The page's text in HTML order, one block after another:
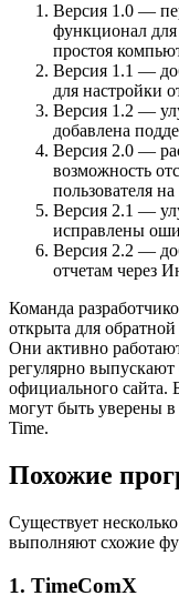
Версия 1.0 —
функционал
простоя
Версия 1.1 —
для настройки
Версия 1.2 —
добавлена
Версия 2.0 —
возможность
пользователя
Версия 2.1 —
исправлены
Версия 2.2 —
отчетам через
Команда
открыта для
Они активно
регулярно
официального сайта.
могут быть уверены
Time.
Похожие
Существует
выполняют схожие
1. TimeComX